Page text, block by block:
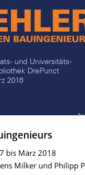
bis März 2018
Milker und Philipp